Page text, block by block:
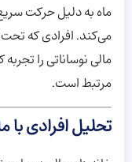
ماه به دلیل حرکت
می‌کند. افرادی که
مالی نوساناتی را
مرتبط است.
تحلیل افرادی با